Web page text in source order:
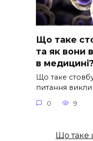
Що таке
та як вони
в медицині?
Що таке
питання
0 9
Що таке